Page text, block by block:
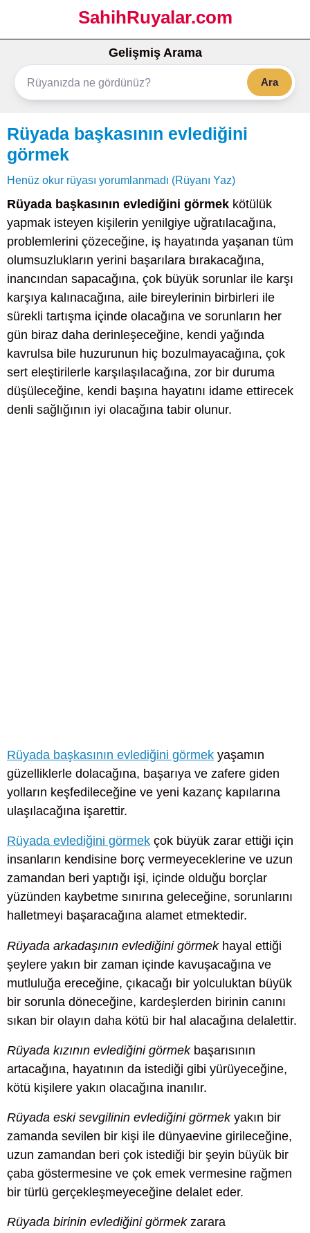
SahihRuyalar.com
Gelişmiş Arama
Ara
Rüyada başkasının evlediğini
görmek
Henüz okur rüyası yorumlanmadı (Rüyanı Yaz)
Rüyada başkasının evlediğini görmek kötülük
yapmak isteyen kişilerin yenilgiye uğratılacağına,
problemlerini çözeceğine, iş hayatında yaşanan tüm
olumsuzlukların yerini başarılara bırakacağına,
inancından sapacağına, çok büyük sorunlar ile karşı
karşıya kalınacağına, aile bireylerinin birbirleri ile
sürekli tartışma içinde olacağına ve sorunların her
gün biraz daha derinleşeceğine, kendi yağında
kavrulsa bile huzurunun hiç bozulmayacağına, çok
sert eleştirilerle karşılaşılacağına, zor bir duruma
düşüleceğine, kendi başına hayatını idame ettirecek
denli sağlığının iyi olacağına tabir olunur.
Rüyada başkasının evlediğini görmek yaşamın
güzelliklerle dolacağına, başarıya ve zafere giden
yolların keşfedileceğine ve yeni kazanç kapılarına
ulaşılacağına işarettir.
Rüyada evlediğini görmek çok büyük zarar ettiği için
insanların kendisine borç vermeyeceklerine ve uzun
zamandan beri yaptığı işi, içinde olduğu borçlar
yüzünden kaybetme sınırına geleceğine, sorunlarını
halletmeyi başaracağına alamet etmektedir.
Rüyada arkadaşının evlediğini görmekhayal ettiği
şeylere yakın bir zaman içinde kavuşacağına ve
mutluluğa ereceğine, çıkacağı bir yolculuktan büyük
bir sorunla döneceğine, kardeşlerden birinin canını
sıkan bir olayın daha kötü bir hal alacağına delalettir.
Rüyada kızının evlediğini görmekbaşarısının
artacağına, hayatının da istediği gibi yürüyeceğine,
kötü kişilere yakın olacağına inanılır.
Rüyada eski sevgilinin evlediğini görmekyakın bir
zamanda sevilen bir kişi ile dünyaevine girileceğine,
uzun zamandan beri çok istediği bir şeyin büyük bir
çaba göstermesine ve çok emek vermesine rağmen
bir türlü gerçekleşmeyeceğine delalet eder.
Rüyada birinin evlediğini görmekzarara